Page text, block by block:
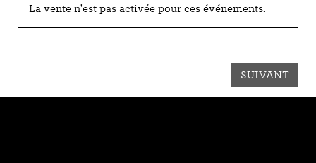
La vente n'est pas activée pour ces événements.
SUIVANT